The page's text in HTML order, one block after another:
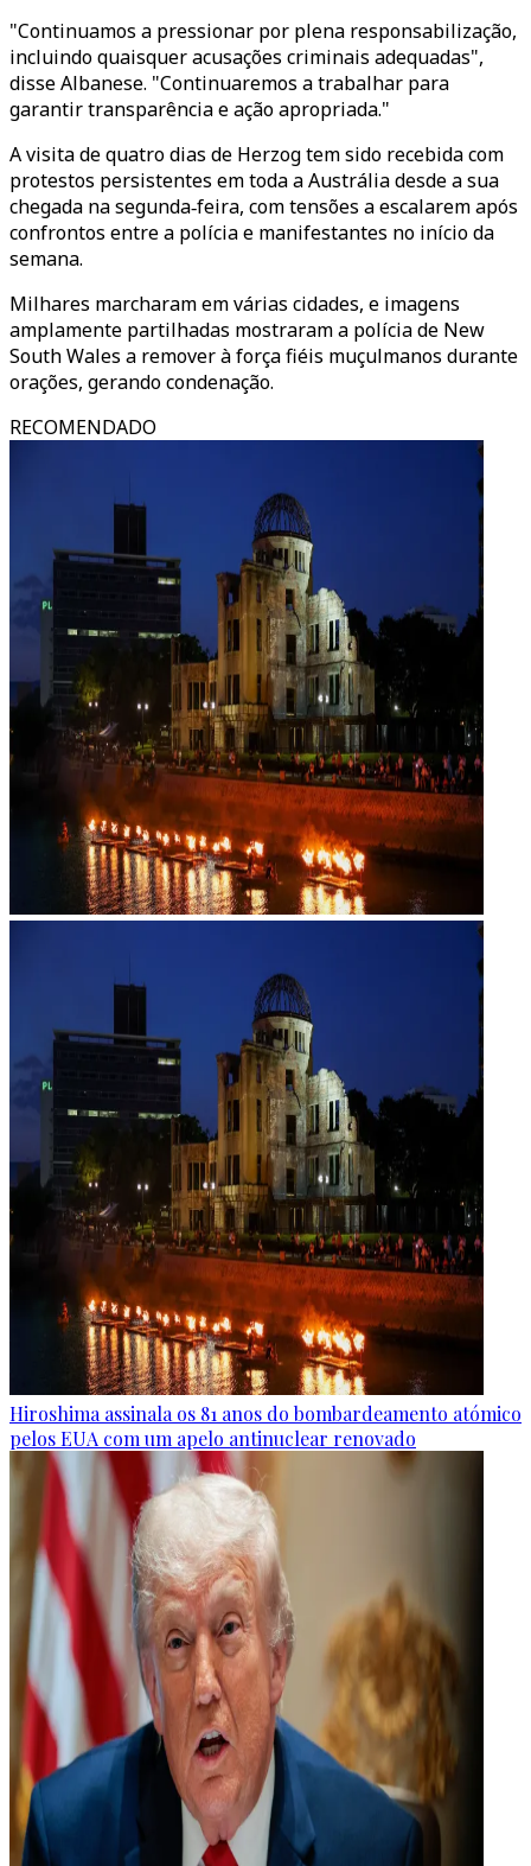
"Continuamos a pressionar por plena responsabilização,
incluindo quaisquer acusações criminais adequadas",
disse Albanese. "Continuaremos a trabalhar para
garantir transparência e ação apropriada."
A visita de quatro dias de Herzog tem sido recebida com
protestos persistentes em toda a Austrália desde a sua
chegada na segunda‑feira, com tensões a escalarem após
confrontos entre a polícia e manifestantes no início da
semana.
Milhares marcharam em várias cidades, e imagens
amplamente partilhadas mostraram a polícia de New
South Wales a remover à força fiéis muçulmanos durante
orações, gerando condenação.
RECOMENDADO
Hiroshima assinala os 81 anos do bombardeamento atómico
pelos EUA com um apelo antinuclear renovado